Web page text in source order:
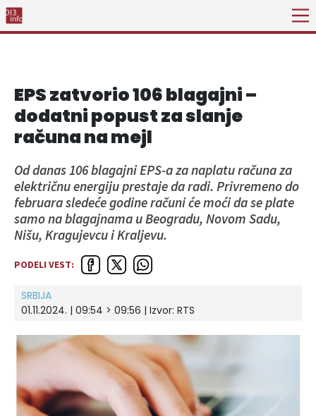
EPS zatvorio 106 blagajni –
dodatni popust za slanje
računa na mejl
Od danas 106 blagajni EPS-a za naplatu računa za
električnu energiju prestaje da radi. Privremeno do
februara sledeće godine računi će moći da se plate
samo na blagajnama u Beogradu, Novom Sadu,
Nišu, Kragujevcu i Kraljevu.
PODELI VEST:
SRBIJA
01.11.2024. | 09:54 > 09:56 | Izvor: RTS